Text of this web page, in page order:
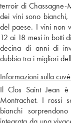
terroir di Chassagne-
dei vini sono bianchi,
del paese. I vini non
12 ai 18 mesi in botti
decina di anni di
dubbio tra i migliori
Informazioni sulla
Il Clos Saint Jean
Montrachet. I rossi
bianchi